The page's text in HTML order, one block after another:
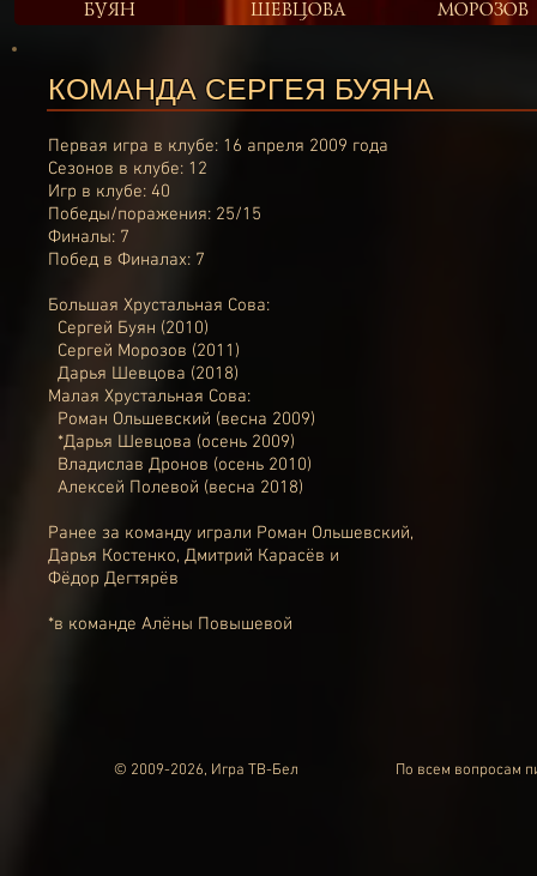
БУЯН
ШЕВЦОВА
МОРОЗОВ
КОМАНДА СЕРГЕЯ БУЯНА
Первая игра в клубе: 16 апреля 2009 года
Сезонов в клубе: 12
Игр в клубе: 40
Победы/поражения: 25/15
Финалы: 7
Побед в Финалах: 7
Большая Хрустальная Сова:
Сергей Буян (2010)
Сергей Морозов (2011 )
Дарья Шевцова (2018)
Малая Хрустальная Сова:
Роман Ольшевский (весна 2009)
*Дарья Шевцова (осень 2009)
Владислав Дронов (осень 2010)
Алексей Полевой (весна 2018)
Ранее за команду играли Роман Ольшевский,
Дарья Костенко, Дмитрий Карасёв и
Фёдор Дегтярёв
*в команде Алёны Повышевой
© 2009-2026, Игра ТВ-Бел По всем вопросам